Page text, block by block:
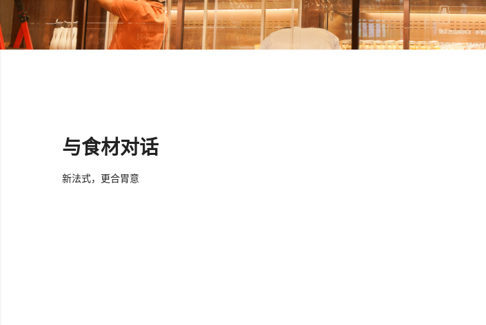
与食材对话
新法式，更合胃意